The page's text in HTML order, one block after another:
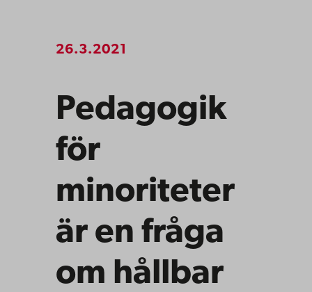
26.3.2021
Pedagogik
för
minoriteter
är en fråga
om hållbar